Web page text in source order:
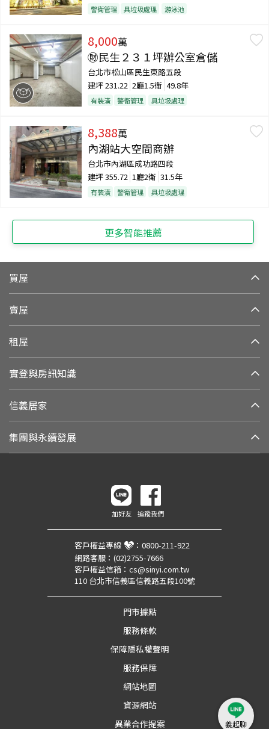
警衛管理 具垃圾處理 游泳池
8,000萬
㊖民生２３１坪辦公室倉儲
台北市松山區民生東路五段
建坪231.22 2廳1.5衛 49.8年
有裝潢 警衛管理 具垃圾處理
8,388萬
內湖站大空間商辦
台北市內湖區成功路四段
建坪355.72 1廳2衛 31.5年
有裝潢 警衛管理 具垃圾處理
更多智能推薦
買屋
賣屋
租屋
實登與房訊知識
信義居家
集團與永續發展
加好友 追蹤我們
客戶權益專線 ： 0800-211-922
網路客服： (02)2755-7666
客戶權益信箱： cs@sinyi.com.tw
110 台北市信義區信義路五段100號
門市據點
服務條款
保障隱私權聲明
服務保障
網站地圖
資源網站
異業合作提案
義起聊